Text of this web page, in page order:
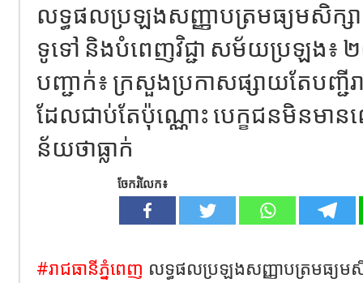
លទ្ធផល​ប្រឡង​សញ្ញាបត្រ​មធ្យម​សិក្
ទូទៅ​ និង​បំពេញ​វិជ្ជា​ សម័យ​ប្រឡង​៖
បញ្ជាក់៖ ក្រសួង​ប្រកាស​ផ្សាយ​តែ​បញ្ជី​
ដែល​ជាប់​តែ​ប៉ុណ្ណោះ បេក្ខជន​មិន​មាន​
ន័យ​ថា​ធ្លាក់
ចែករំលែក៖
#រាជធានីភ្នំពេញ លទ្ធផល​ប្រឡង​សញ្ញាបត្រ​មធ្យ